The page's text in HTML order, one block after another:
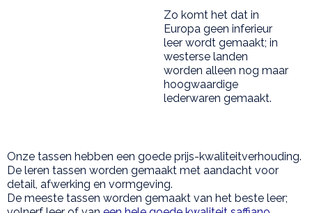
Zo komt het dat in
Europa geen inferieur
leer wordt gemaakt; in
westerse landen
worden alleen nog maar
hoogwaardige
lederwaren gemaakt.
Onze tassen hebben een goede prijs-kwaliteitverhouding.
De leren tassen worden gemaakt met aandacht voor
detail, afwerking en vormgeving.
De meeste tassen worden gemaakt van het beste leer;